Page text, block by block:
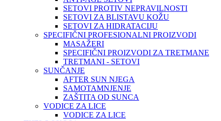
SETOVI PROTIV NEPRAVILNOSTI
SETOVI ZA BLISTAVU KOŽU
SETOVI ZA HIDRATACIJU
SPECIFIČNI PROFESIONALNI PROIZVODI
MASAŽERI
SPECIFIČNI PROIZVODI ZA TRETMANE
TRETMANI - SETOVI
SUNČANJE
AFTER SUN NJEGA
SAMOTAMNJENJE
ZAŠTITA OD SUNCA
VODICE ZA LICE
VODICE ZA LICE